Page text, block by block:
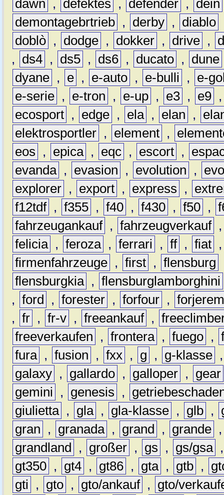
dawn , defektes , defender , dein
demontagebrtrieb , derby , diablo
doblò , dodge , dokker , drive ,
,
ds4 , ds5 , ds6 , ducato , dune
dyane , e , e-auto , e-bulli ,
e-
e-serie , e-tron , e-up , e3 , e9
ecosport , edge , ela , elan ,
elektrosportler , element ,
eos
, epica , eqc , escort ,
evanda , evasion , evolution ,
explorer , export , express ,
f12tdf , f355 , f40 , f430 , f50 ,
fahrzeugankauf , fahrzeugverkauf
felicia , feroza , ferrari , ff , fiat
firmenfahrzeuge , first , flensburg
flensburgkia , flensburglamborghini
, ford , forester , forfour ,
, fr , fr-v , freeankauf ,
freeverkaufen
, frontera , fuego ,
fura , fusion , fxx , g , g-klasse
galaxy , gallardo , galloper ,
gear
gemini
, genesis ,
giulietta , gla , gla-klasse , glb ,
gran
, granada , grand , grande
grandland
, großer , gs , gs/gsa
gt350 , gt4 , gt86 , gta , gtb ,
gti
, gto , gto/ankauf ,
gto/